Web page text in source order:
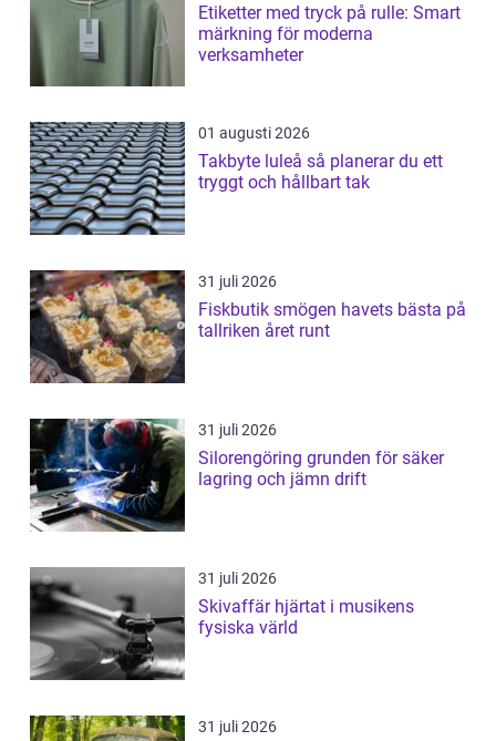
Etiketter med tryck på rulle: Smart
märkning för moderna
verksamheter
01 augusti 2026
Takbyte luleå så planerar du ett
tryggt och hållbart tak
31 juli 2026
Fiskbutik smögen havets bästa på
tallriken året runt
31 juli 2026
Silorengöring grunden för säker
lagring och jämn drift
31 juli 2026
Skivaffär hjärtat i musikens
fysiska värld
31 juli 2026